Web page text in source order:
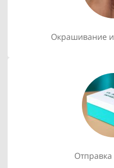
Окрашивание
Отправка